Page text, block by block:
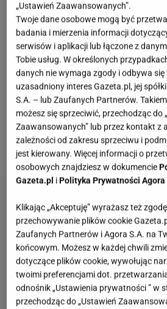
Dominikę Tajner, a ostatnią z
Pola Wiśniewska. Piosenkarz
poinformował o rozstaniu z
niedługo dojdzie do pierwszej
Spekulacje na temat związków
ustają. Tym razem wielu łączy
Ich Troje, Martyną Majchrzak.
zareagował na te doniesienia.
rzeczywistości.
„Ustawień Zaawansowanych”.
Twoje dane osobowe mogą być
badania i mierzenia informacji
serwisów i aplikacji lub łączone z
Tobie usług. W określonych
danych nie wymaga zgody i odbywa
uzasadniony interes Gazeta.pl, jej
S.A. – lub Zaufanych Partnerów.
możesz się sprzeciwić, przechodząc do
Zaawansowanych” lub przez kontakt z
zależności od zakresu sprzeciwu i
jest kierowany. Więcej informacji o
osobowych znajdziesz w dokumencie
Gazeta.pl iPolityka Prywatności Agora
Klikając „Akceptuję” wyrażasz też
przechowywanie plików cookie
Zaufanych Partnerów i Agora S.A. na
końcowym. Możesz w każdej chwili
dotyczące plików cookie, wywołując
twoimi preferencjami dot.
odnośnik „Ustawienia prywatności ” w
przechodząc do „Ustawień